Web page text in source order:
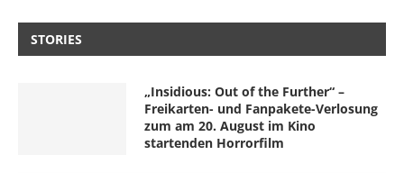
STORIES
„Insidious: Out of the Further“ –
Freikarten- und Fanpakete-Verlosung
zum am 20. August im Kino
startenden Horrorfilm